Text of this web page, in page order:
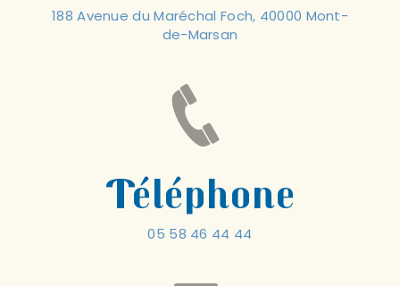
188 Avenue du Maréchal Foch, 40000 Mont-
de-Marsan
Téléphone
05 58 46 44 44